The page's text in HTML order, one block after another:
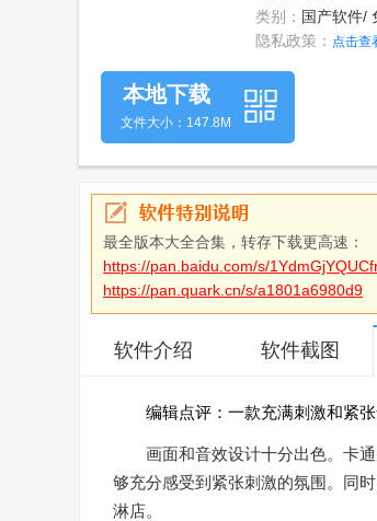
类别： 国产软件/
隐私政策： 点击查
本地下载
文件大小：147.8M
最全版本大全合集，转存下载更高速：
https://pan.baidu.com/s/
https://pan.quark.cn/s/a1801a6980d9
软件介绍 软件截图
编辑点评：一款充满刺激和紧
画面和音效设计十分出色。卡
够充分感受到紧张刺激的氛围。同
淋店。